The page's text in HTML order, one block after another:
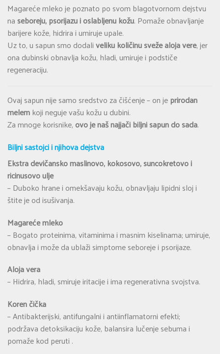
Magareće mleko je poznato po svom blagotvornom dejstvu
na seboreju, psorijazu i oslabljenu kožu. Pomaže obnavljanje
barijere kože, hidrira i umiruje upale.
Uz to, u sapun smo dodaliveliku količinu sveže aloja vere, jer
ona dubinski obnavlja kožu, hladi, umiruje i podstiče
regeneraciju.
Ovaj sapun nije samo sredstvo za čišćenje – on jeprirodan
melemkoji neguje vašu kožu u dubini.
Za mnoge korisnike,ovo je naš najjači biljni sapun do sada.
Biljni sastojci i njihova dejstva
Ekstra devičansko maslinovo, kokosovo, suncokretovo i
ricinusovo ulje
– Duboko hrane i omekšavaju kožu, obnavljaju lipidni sloj i
štite je od isušivanja.
Magareće mleko
– Bogato proteinima, vitaminima i masnim kiselinama; umiruje,
obnavlja i može da ublaži simptome seboreje i psorijaze.
Aloja vera
– Hidrira, hladi, smiruje iritacije i ima regenerativna svojstva.
Koren čička
– Antibakterijski, antifungalni i antiinflamatorni efekti;
podržava detoksikaciju kože, balansira lučenje sebuma i
pomaže kod peruti .